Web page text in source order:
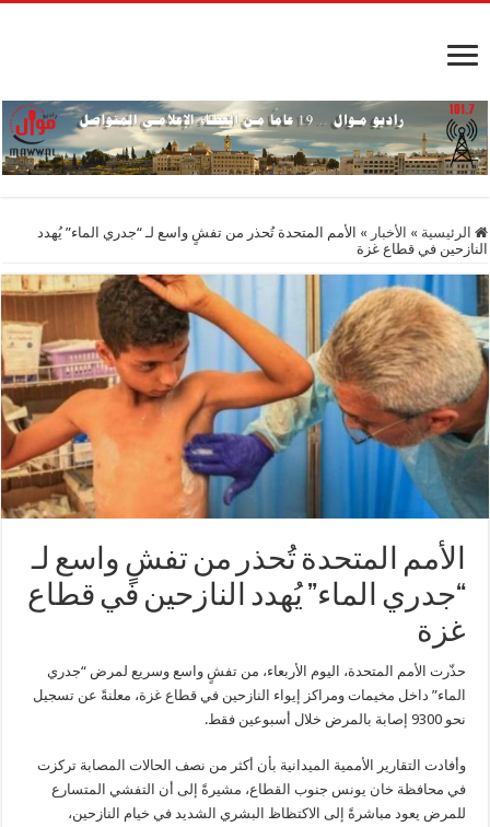
الرئيسية » الأخبار » الأمم المتحدة تُحذر من تفشٍ واسع لـ “جدري الماء” يُهدد
النازحين في قطاع غزة
الأمم المتحدة تُحذر من تفشٍ واسع لـ
“جدري الماء” يُهدد النازحين في قطاع
غزة
حذّرت الأمم المتحدة، اليوم الأربعاء، من تفشٍ واسع وسريع لمرض “جدري
الماء” داخل مخيمات ومراكز إيواء النازحين في قطاع غزة، معلنةً عن تسجيل
نحو 9300 إصابة بالمرض خلال أسبوعين فقط.
وأفادت التقارير الأممية الميدانية بأن أكثر من نصف الحالات المصابة تركزت
في محافظة خان يونس جنوب القطاع، مشيرةً إلى أن التفشي المتسارع
للمرض يعود مباشرةً إلى الاكتظاظ البشري الشديد في خيام النازحين،